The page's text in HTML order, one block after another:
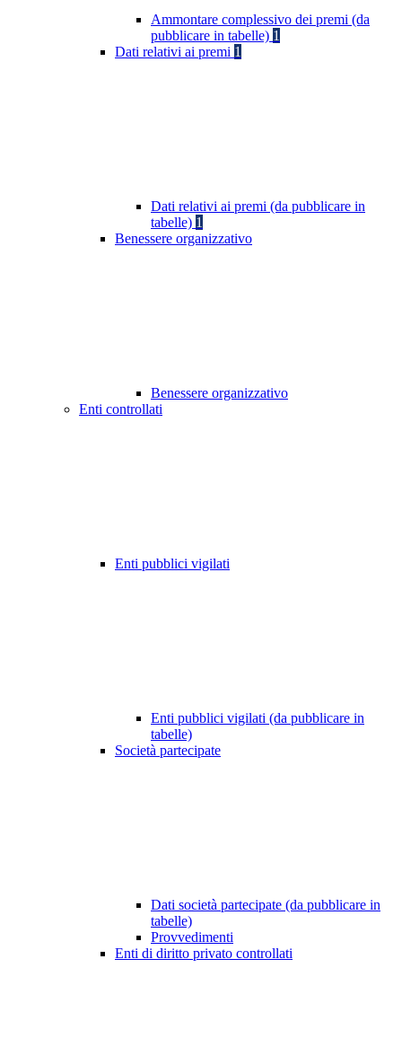
Ammontare complessivo dei premi (da
pubblicare in tabelle) 1
Dati relativi ai premi 1
Dati relativi ai premi (da pubblicare in
tabelle) 1
Benessere organizzativo
Benessere organizzativo
Enti controllati
Enti pubblici vigilati
Enti pubblici vigilati (da pubblicare in
tabelle)
Società partecipate
Dati società partecipate (da pubblicare in
tabelle)
Provvedimenti
Enti di diritto privato controllati